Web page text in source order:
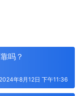
吗？
2024年8月12日 下午11:36